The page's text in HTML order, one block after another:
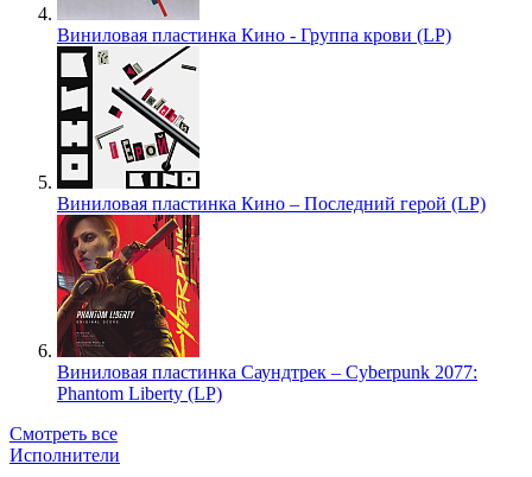
Виниловая пластинка Кино - Группа крови (LP)
Виниловая пластинка Кино – Последний герой (LP)
Виниловая пластинка Саундтрек – Cyberpunk 2077:
Phantom Liberty (LP)
Смотреть все
Исполнители